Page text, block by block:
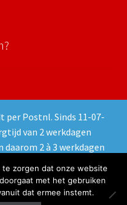
per Postnl. Sinds 11-07-
van 2 werkdagen
2 à 3 werkdagen
maintained bywinkeltjes.net
te zorgen dat onze website
met het gebruiken
dat ermee instemt.